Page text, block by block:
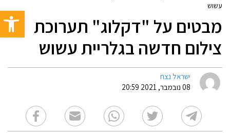
פתח
עשוש
מבטים על "דקלוג" תערוכת
צילום חדשה בגלריית עשוש
ישראל נצח
08 נובמבר, 2021 20:59